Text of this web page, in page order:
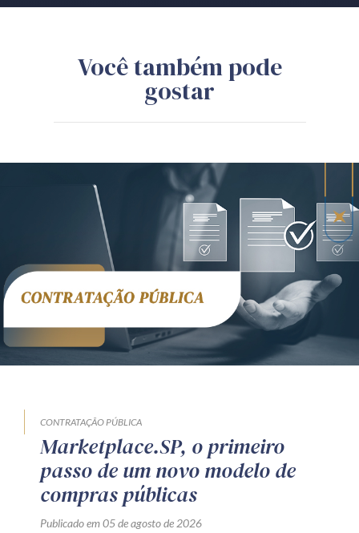
Você também pode
gostar
CONTRATAÇÃO PÚBLICA
Marketplace.SP, o primeiro
passo de um novo modelo de
compras públicas
Publicado em 05 de agosto de 2026